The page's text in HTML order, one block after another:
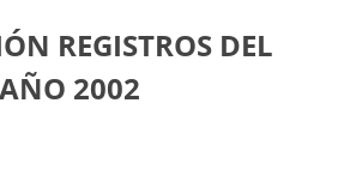
REGISTROS DEL
AÑO 2002